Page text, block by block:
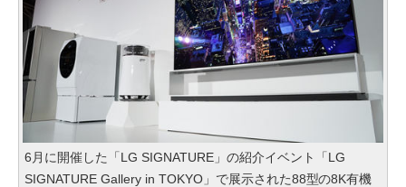
6月に開催した「LG SIGNATURE」の紹介イベント「LG
SIGNATURE Gallery in TOKYO」で展示された88型の8K有機